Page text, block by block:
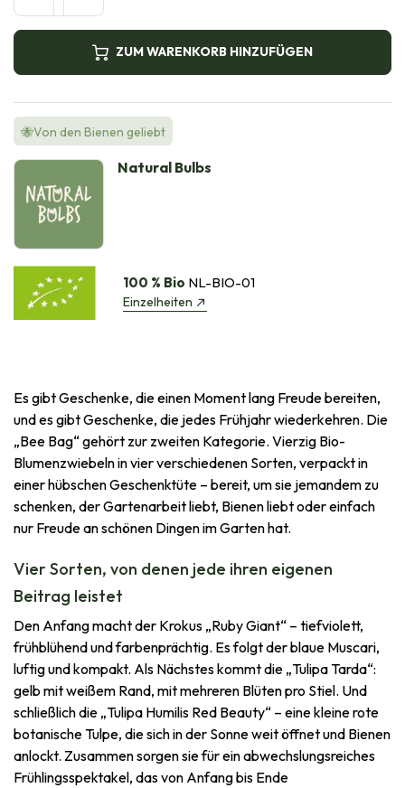
ZUM WARENKORB HINZUFÜGEN
🐝Von den Bienen geliebt
Natural Bulbs
100 % Bio NL-BIO-01
Einzelheiten
Es gibt Geschenke, die einen Moment lang Freude bereiten,
und es gibt Geschenke, die jedes Frühjahr wiederkehren. Die
„Bee Bag“ gehört zur zweiten Kategorie. Vierzig Bio-
Blumenzwiebeln in vier verschiedenen Sorten, verpackt in
einer hübschen Geschenktüte – bereit, um sie jemandem zu
schenken, der Gartenarbeit liebt, Bienen liebt oder einfach
nur Freude an schönen Dingen im Garten hat.
Vier Sorten, von denen jede ihren eigenen
Beitrag leistet
Den Anfang macht der Krokus „Ruby Giant“ – tiefviolett,
frühblühend und farbenprächtig. Es folgt der blaue Muscari,
luftig und kompakt. Als Nächstes kommt die „Tulipa Tarda“:
gelb mit weißem Rand, mit mehreren Blüten pro Stiel. Und
schließlich die „Tulipa Humilis Red Beauty“ – eine kleine rote
botanische Tulpe, die sich in der Sonne weit öffnet und Bienen
anlockt. Zusammen sorgen sie für ein abwechslungsreiches
Frühlingsspektakel, das von Anfang bis Ende